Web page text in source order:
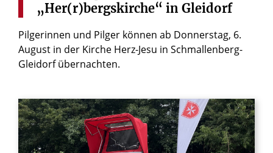
„Her(r)bergskirche“ in Gleidorf
Pilgerinnen und Pilger können ab Donnerstag, 6.
August in der Kirche Herz-Jesu in Schmallenberg-
Gleidorf übernachten.